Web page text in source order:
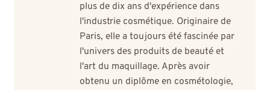
plus de dix ans d'expérience dans
l'industrie cosmétique. Originaire de
Paris, elle a toujours été fascinée par
l'univers des produits de beauté et
l'art du maquillage. Après avoir
obtenu un diplôme en cosmétologie,